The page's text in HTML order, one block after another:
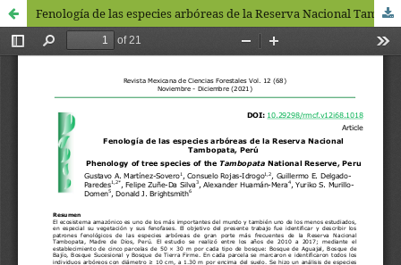
Fenología de las especies arbóreas de la Reserva Nacional Tambopata, Perú